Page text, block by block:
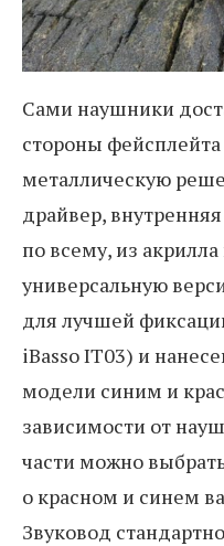
Сами наушники
стороны
металлическую
драйвер,
по всему, из
универсальную
для лучшей
iBasso IT03) и
модели синим и
зависимости от
части можно
о красном и синем
Звуковод